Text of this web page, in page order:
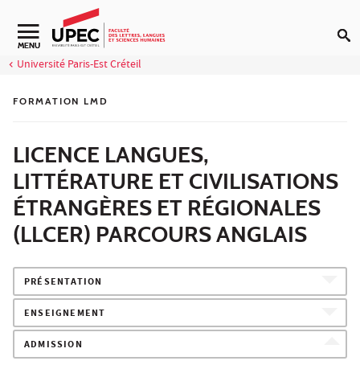
Aller au contenu
Navigation secondaire
MENU
Université Paris-Est Créteil
FORMATION LMD
LICENCE LANGUES,
LITTÉRATURE ET CIVILISATIONS
ÉTRANGÈRES ET RÉGIONALES
(LLCER) PARCOURS ANGLAIS
PRÉSENTATION
ENSEIGNEMENT
ADMISSION